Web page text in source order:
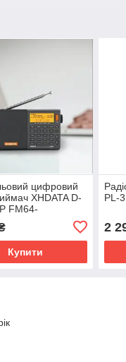
цифровий
XHDATA D-
FM64-
LW/AIR/SSB/LSB,
Grey
Купити
PL-
2